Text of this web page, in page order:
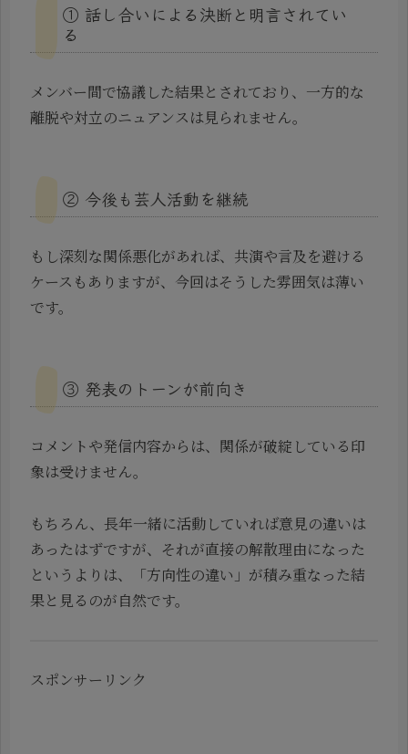
① 話し合いによる決断と明言されてい
る
メンバー間で協議した結果とされており、一方的な
離脱や対立のニュアンスは見られません。
② 今後も芸人活動を継続
もし深刻な関係悪化があれば、共演や言及を避ける
ケースもありますが、今回はそうした雰囲気は薄い
です。
③ 発表のトーンが前向き
コメントや発信内容からは、関係が破綻している印
象は受けません。
もちろん、長年一緒に活動していれば意見の違いは
あったはずですが、それが直接の解散理由になった
というよりは、「方向性の違い」が積み重なった結
果と見るのが自然です。
スポンサーリンク